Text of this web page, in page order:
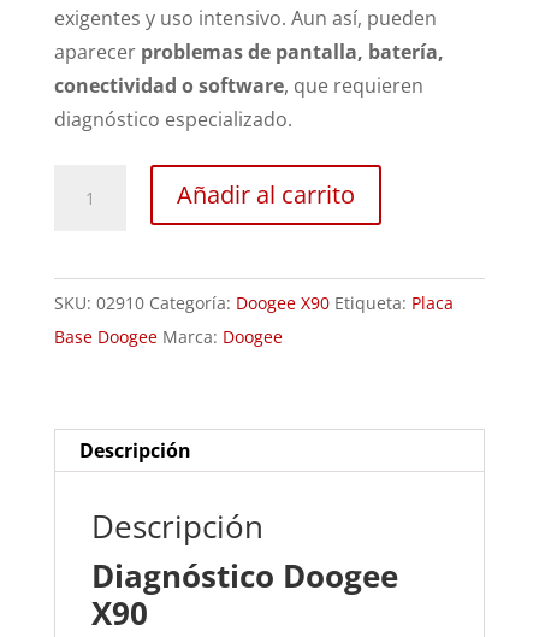
exigentes y uso intensivo. Aun así, pueden
aparecer problemas de pantalla, batería,
conectividad o software, que requieren
diagnóstico especializado.
cantidad
Añadir al carrito
SKU: 02910 Categoría: Doogee X90 Etiqueta: Placa
Base Doogee Marca: Doogee
Descripción
Descripción
Diagnóstico Doogee
X90